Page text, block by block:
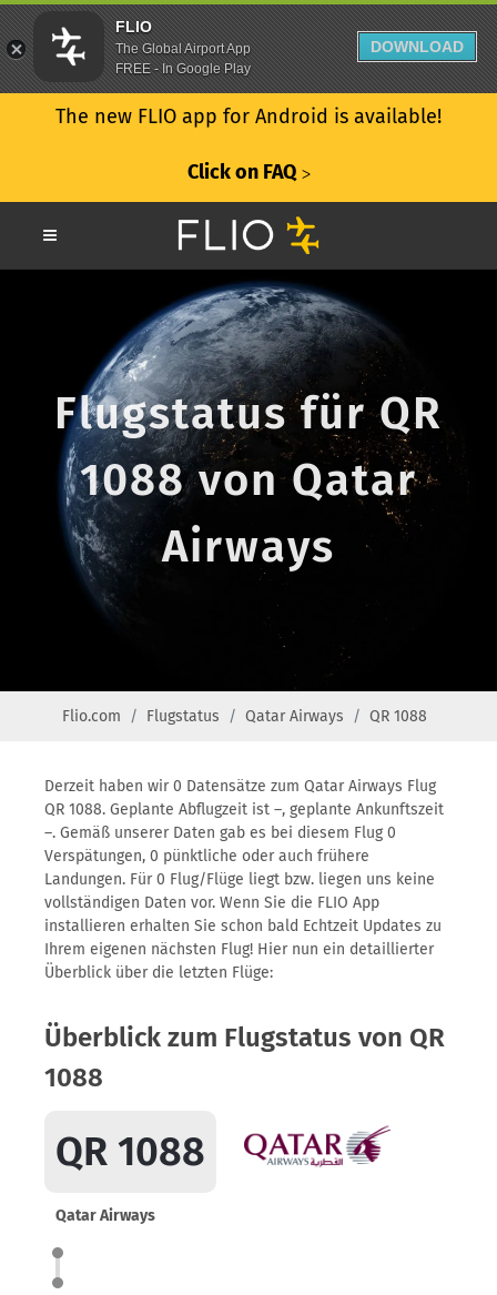
The new FLIO app for Android is available!
Click on FAQ ᐳ
Flugstatus für QR
1088 von Qatar
Airways
Flio.com Flugstatus Qatar Airways QR 1088
Derzeit haben wir 0 Datensätze zum Qatar Airways Flug
QR 1088. Geplante Abflugzeit ist –, geplante Ankunftszeit
–. Gemäß unserer Daten gab es bei diesem Flug 0
Verspätungen, 0 pünktliche oder auch frühere
Landungen. Für 0 Flug/Flüge liegt bzw. liegen uns keine
vollständigen Daten vor. Wenn Sie die FLIO App
installieren erhalten Sie schon bald Echtzeit Updates zu
Ihrem eigenen nächsten Flug! Hier nun ein detaillierter
Überblick über die letzten Flüge:
Überblick zum Flugstatus von QR
1088
QR 1088
Qatar Airways
FLIO
The Global Airport App
FREE - In Google Play
DOWNLOAD